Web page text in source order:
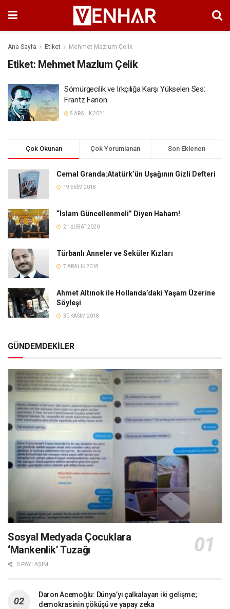
Ana Sayfa Etiket Mehmet Mazlum Çelik
Etiket: Mehmet Mazlum Çelik
Sömürgecilik ve Irkçılığa Karşı Yükselen Ses:
Frantz Fanon
8 ARALIK 2021
Çok Okunan Çok Yorumlanan Son Eklenen
Cemal Granda:Atatürk’ün Uşağının Gizli Defteri
19 EKIM 2018
“İslam Güncellenmeli” Diyen Haham!
21 ŞUBAT 2020
Türbanlı Anneler ve Seküler Kızları
7 ARALIK 2018
Ahmet Altınok ile Hollanda’daki Yaşam Üzerine
Söyleşi
30 KASIM 2018
GÜNDEMDEKİLER
Sosyal Medyada Çocuklara
‘Mankenlik’ Tuzağı
0 PAYLAŞIM
Daron Acemoğlu: Dünya’yı çalkalayan iki gelişme;
demokrasinin çöküşü ve yapay zeka